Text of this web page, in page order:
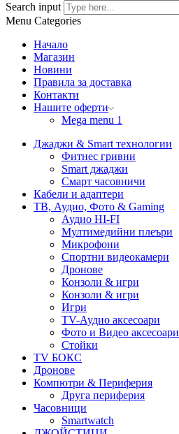
Search input
Menu Categories
Начало
Магазин
Новини
Правила за доставка
Контакти
Нашите оферти
Mega menu 1
Джаджи & Smart технологии
Фитнес гривни
Smart джаджи
Смарт часовничи
Кабели и адаптери
ТВ, Аудио, Фото & Gaming
Аудио HI-FI
Мултимедийни плеъри
Микрофони
Спортни видеокамери
Дронове
Конзоли & игри
Конзоли & игри
Игри
TV-Аудио аксесоари
Фото и Видео аксесоари
Стойки
TV БОКС
Дронове
Компютри & Периферия
Друга периферия
Часовници
Smartwatch